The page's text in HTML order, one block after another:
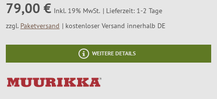
79,00 € Inkl. 19% MwSt.
Lieferzeit: 1-2 Tage
zzgl. Paketversand kostenloser Versand innerhalb DE
WEITERE DETAILS